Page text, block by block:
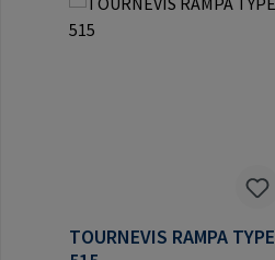
TOURNEVIS RAMPA TYPE